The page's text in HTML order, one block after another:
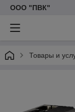
ООО "ПВК"
Товары и